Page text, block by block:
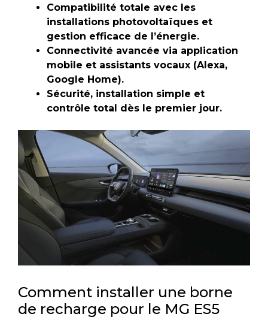
Compatibilité totale avec les
installations photovoltaïques et
gestion efficace de l’énergie.
Connectivité avancée via application
mobile et assistants vocaux (Alexa,
Google Home).
Sécurité, installation simple et
contrôle total dès le premier jour.
Comment installer une borne
de recharge pour le MG ES5